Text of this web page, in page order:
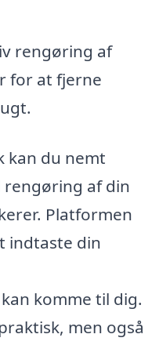
rengøring af
for at fjerne
kan du nemt
af din
Platformen
indtaste din
komme til dig.
men også